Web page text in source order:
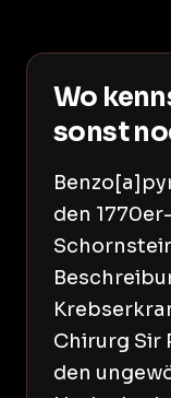
Wo
sonst
den
Chirurg Sir
den